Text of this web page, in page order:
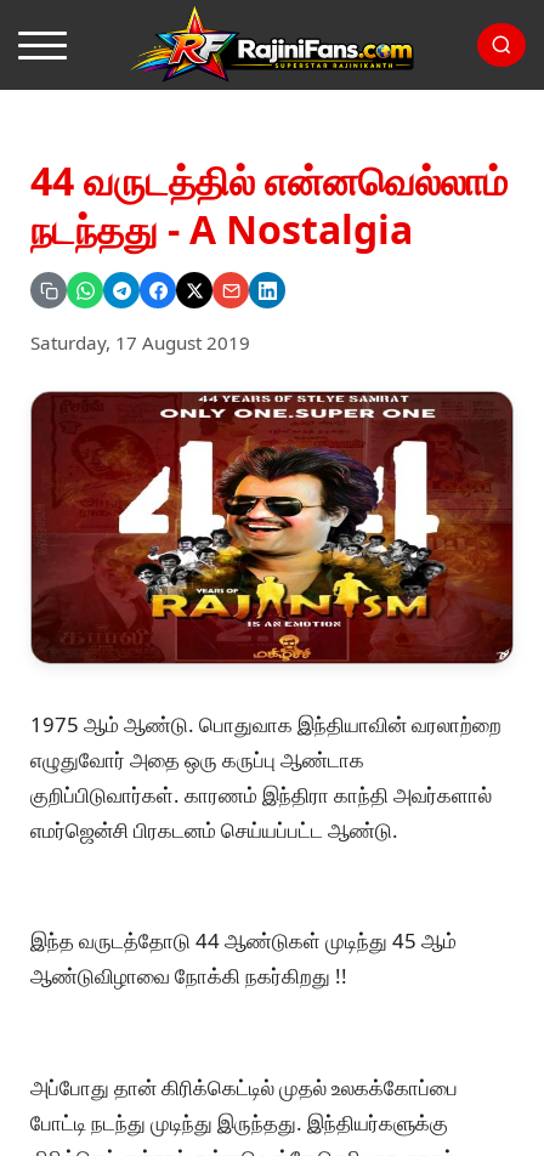
44 வருடத்தில் என்னவெல்லாம்
நடந்தது - A Nostalgia
Saturday, 17 August 2019
1975 ஆம் ஆண்டு. பொதுவாக இந்தியாவின் வரலாற்றை
எழுதுவோர் அதை ஒரு கருப்பு ஆண்டாக
குறிப்பிடுவார்கள். காரணம் இந்திரா காந்தி அவர்களால்
எமர்ஜென்சி பிரகடனம் செய்யப்பட்ட ஆண்டு.
இந்த வருடத்தோடு 44 ஆண்டுகள் முடிந்து 45 ஆம்
ஆண்டுவிழாவை நோக்கி நகர்கிறது !!
அப்போது தான் கிரிக்கெட்டில் முதல் உலகக்கோப்பை
போட்டி நடந்து முடிந்து இருந்தது. இந்தியர்களுக்கு